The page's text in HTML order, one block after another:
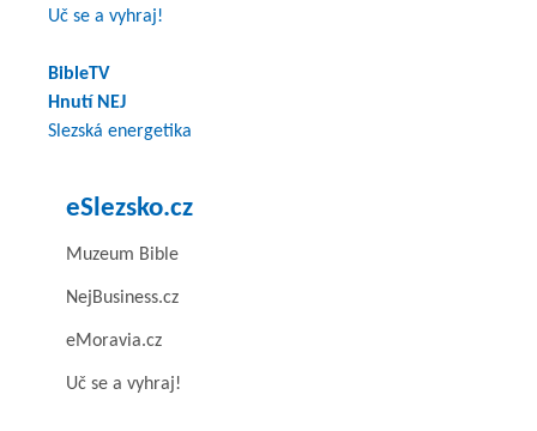
Uč se a vyhraj!
BibleTV
Hnutí NEJ
Slezská energetika
eSlezsko.cz
Muzeum Bible
NejBusiness.cz
eMoravia.cz
Uč se a vyhraj!